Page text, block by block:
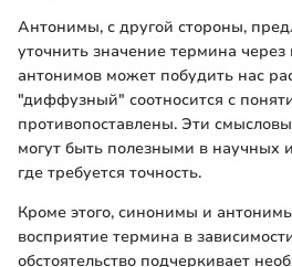
Антонимы, с другой стороны,
уточнить значение термина
антонимов может побудить нас
"диффузный" соотносится с
противопоставлены. Эти
могут быть полезными в научных
где требуется точность.
Кроме этого, синонимы и
восприятие термина в
обстоятельство подчеркивает